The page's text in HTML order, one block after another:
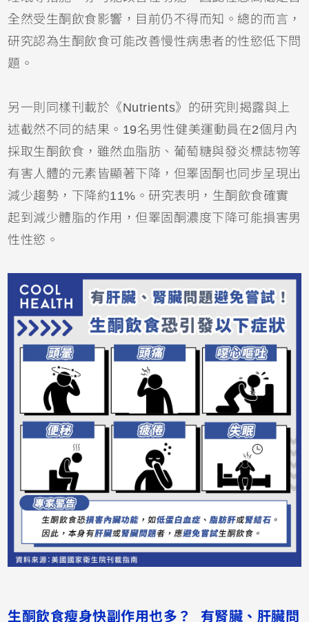
全然受生酮飲食影響，目前仍不得而知。總的而言，
研究認為生酮飲食可能改善慢性病患者的性慾低下問
題。
另一則同樣刊載於《Nutrients》的研究則揭露與上
述截然不同的結果。19名男性健美運動員在2個月內
採取生酮飲食，雖然血脂肪、葡萄糖與發炎標誌物等
有害人體的元素皆顯著下降，但睪固酮也同步呈現出
減少趨勢，下降約11%。研究表明，生酮飲食確實
起到減少體脂的作用，但睪固酮濃度下降可能損害男
性性慾。
生酮飲食瘦身快副作用也多？ 有腎臟、肝臟問